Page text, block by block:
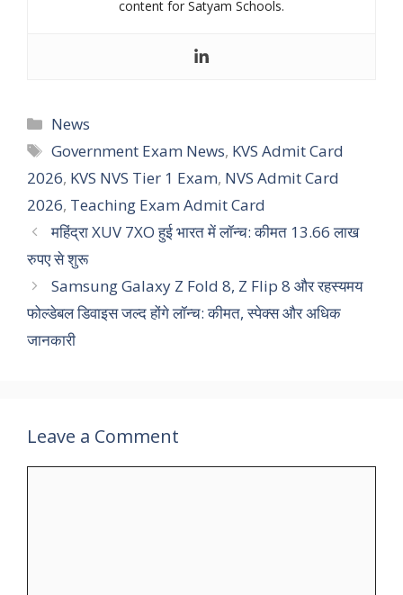
content for Satyam Schools.
Categories
News
Tags
Government Exam News, KVS Admit Card
2026, KVS NVS Tier 1 Exam, NVS Admit Card
2026, Teaching Exam Admit Card
महिंद्रा XUV 7XO हुई भारत में लॉन्च: कीमत 13.66 लाख
रुपए से शुरू
Samsung Galaxy Z Fold 8, Z Flip 8 और रहस्यमय
फोल्डेबल डिवाइस जल्द होंगे लॉन्च: कीमत, स्पेक्स और अधिक
जानकारी
Leave a Comment